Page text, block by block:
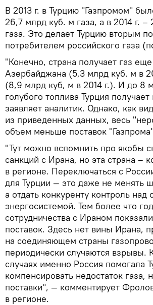
В 2013 г. в Турцию "Газпромом"
26,7 млрд куб. м газа, а в 2014 г.
газа. Это делает Турцию вторым
потребителем российского газа
"Конечно, страна получает газ
Азербайджана (5,3 млрд куб. м в
(8,9 млрд куб, м в 2014 г.). И до 8
голубого топлива Турция
заявляет аналитик. Однако, как
из приведенных данных, весь
объем меньше поставок
"Тут можно вспомнить про якобы
санкций с Ирана, но эта страна –
в регионе. Переключаться с
для Турции — это даже не менять
а отдать конкуренту контроль над
энергосистемой. Тем более что
сотрудничества с Ираном
поставок. Здесь нет вины Ирана,
на соединяющем страны
периодически случаются взрывы.
случаях именно Россия помогала
компенсировать недостаток газа,
поставки", — комментирует
в регионе.